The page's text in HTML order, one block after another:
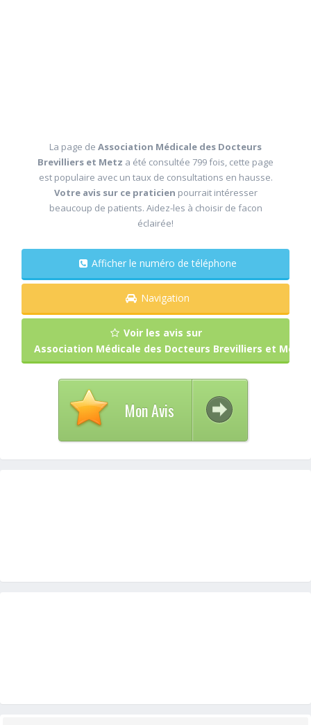
La page de Association Médicale des Docteurs
Brevilliers et Metz a été consultée 799 fois, cette page
est populaire avec un taux de consultations en hausse.
Votre avis sur ce praticien pourrait intéresser
beaucoup de patients. Aidez-les à choisir de facon
éclairée!
Afficher le numéro de téléphone
Navigation
Voir les avis sur
Association Médicale des Docteurs Brevilliers et Metz
Mon Avis